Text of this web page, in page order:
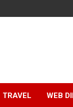
TRAVEL WEB